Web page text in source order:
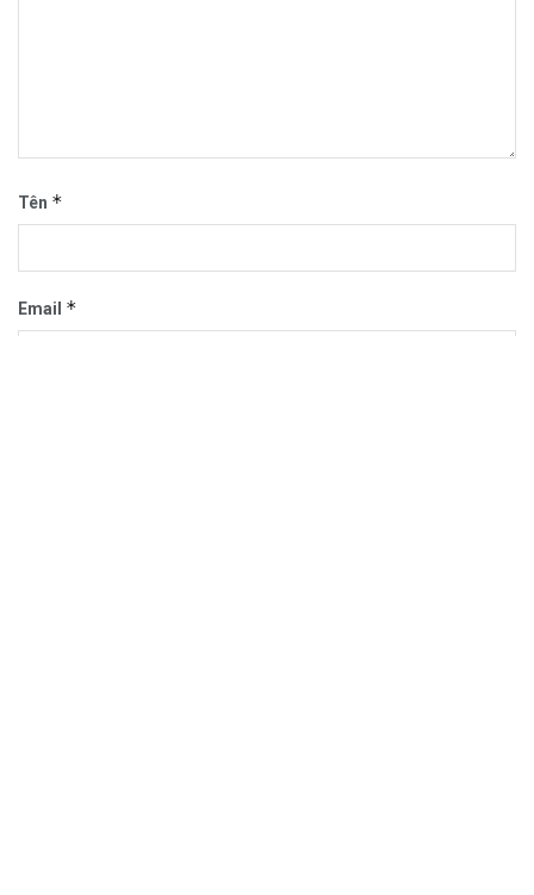
Tên *
Email *